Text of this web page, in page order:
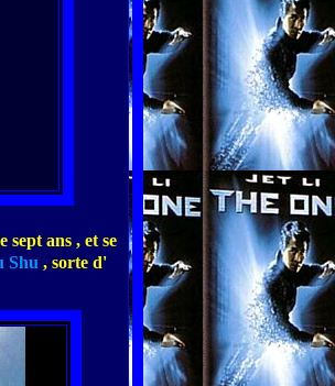
sept ans , et se
Shu , sorte d'